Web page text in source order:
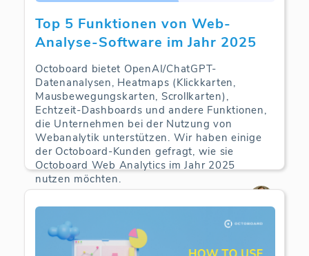
Top 5 Funktionen von Web-
Analyse-Software im Jahr 2025
Octoboard bietet OpenAI/ChatGPT-
Datenanalysen, Heatmaps (Klickkarten,
Mausbewegungskarten, Scrollkarten),
Echtzeit-Dashboards und andere Funktionen,
die Unternehmen bei der Nutzung von
Webanalytik unterstützen. Wir haben einige
der Octoboard-Kunden gefragt, wie sie
Octoboard Web Analytics im Jahr 2025
nutzen möchten.